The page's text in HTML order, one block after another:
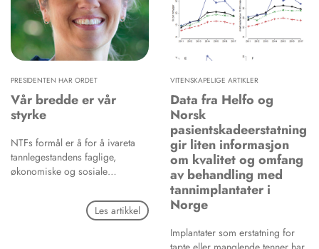
PRESIDENTEN HAR ORDET
Vår bredde er vår
styrke
NTFs formål er å for å ivareta
tannlegestandens faglige,
økonomiske og sosiale
autoritet og anseelse. Vi skal
dessuten representereLes artikkel
VITENSKAPELIGE ARTIKLER
Data fra Helfo og
Norsk
pasientskadeerstatning
gir liten informasjon
om kvalitet og omfang
av behandling med
tannimplantater i
Norge
Implantater som erstatning for